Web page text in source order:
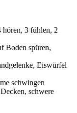
hören, 3 fühlen, 2
Boden spüren,
Eiswürfel
schwingen
schwere